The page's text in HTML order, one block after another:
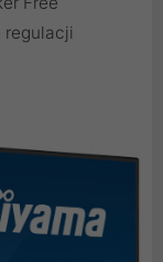
regulacji